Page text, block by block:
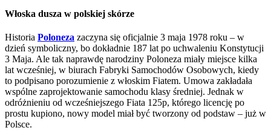
Włoska dusza w polskiej skórze
Historia Poloneza zaczyna się oficjalnie 3 maja 1978 roku – w
dzień symboliczny, bo dokładnie 187 lat po uchwaleniu Konstytucji
3 Maja. Ale tak naprawdę narodziny Poloneza miały miejsce kilka
lat wcześniej, w biurach Fabryki Samochodów Osobowych, kiedy
to podpisano porozumienie z włoskim Fiatem. Umowa zakładała
wspólne zaprojektowanie samochodu klasy średniej. Jednak w
odróżnieniu od wcześniejszego Fiata 125p, którego licencję po
prostu kupiono, nowy model miał być tworzony od podstaw – już w
Polsce.